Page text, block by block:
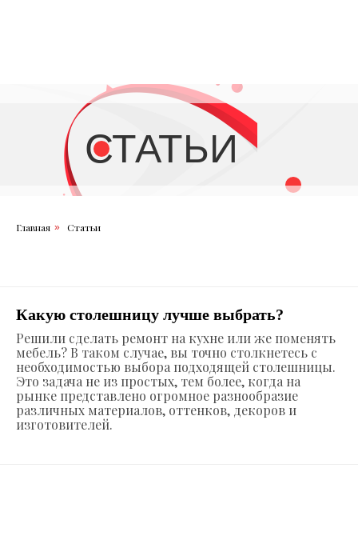
СТАТЬИ
Главная » Статьи
Какую столешницу лучше выбрать?
Решили сделать ремонт на кухне или же поменять
мебель? В таком случае, вы точно столкнетесь с
необходимостью выбора подходящей столешницы.
Это задача не из простых, тем более, когда на
рынке представлено огромное разнообразие
различных материалов, оттенков, декоров и
изготовителей.